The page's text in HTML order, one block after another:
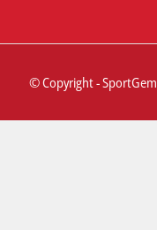
© Copyright -